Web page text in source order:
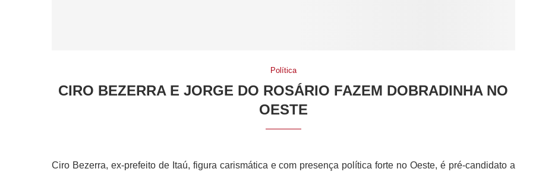
Política
CIRO BEZERRA E JORGE DO ROSÁRIO FAZEM DOBRADINHA NO
OESTE
Ciro Bezerra, ex-prefeito de Itaú, figura carismática e com presença política forte no Oeste, é pré-candidato a